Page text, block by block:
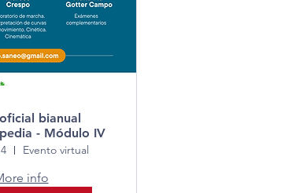
bianual
- Módulo IV
Evento virtual
info